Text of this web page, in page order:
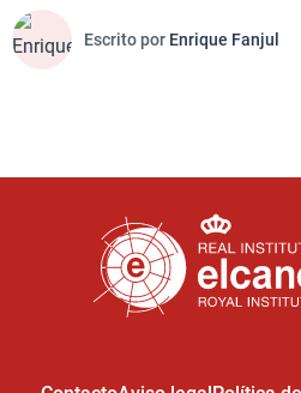
Escrito por Enrique Fanjul